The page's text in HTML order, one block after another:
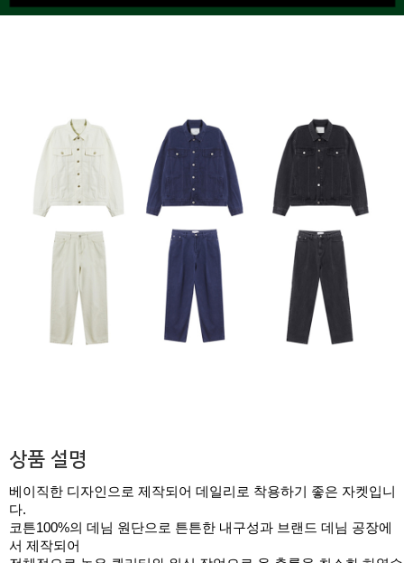
상품 설명
베이직한 디자인으로 제작되어 데일리로 착용하기 좋은 자켓입니
다.
코튼100%의 데님 원단으로 튼튼한 내구성과 브랜드 데님 공장에
서 제작되어